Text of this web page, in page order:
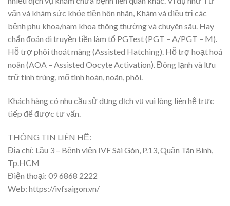
vấn và khám sức khỏe tiền hôn nhân, Khám và điều trị các
bệnh phụ khoa/nam khoa thông thường và chuyên sâu. Hay
chẩn đoán di truyền tiền làm tổ PGTest (PGT – A/PGT – M).
Hỗ trợ phôi thoát màng (Assisted Hatching). Hỗ trợ hoạt hoá
noãn (AOA – Assisted Oocyte Activation). Đông lạnh và lưu
trữ tinh trùng, mổ tinh hoàn, noãn, phôi.
Khách hàng có nhu cầu sử dụng dịch vụ vui lòng liên hệ trực
tiếp để được tư vấn.
THÔNG TIN LIÊN HỆ:
Địa chỉ: Lầu 3 – Bệnh viện IVF Sài Gòn, P.13, Quận Tân Bình,
Tp.HCM
Điện thoại: 09 6868 2222
Web: https://ivfsaigon.vn/